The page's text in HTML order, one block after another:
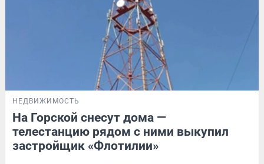
НЕДВИЖИМОСТЬ
На Горской снесут дома —
телестанцию рядом с ними выкупил
застройщик «Флотилии»